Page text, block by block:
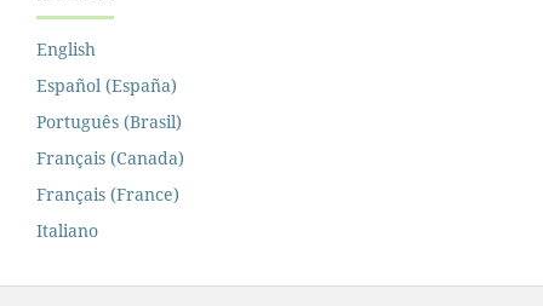
English
Español (España)
Português (Brasil)
Français (Canada)
Français (France)
Italiano